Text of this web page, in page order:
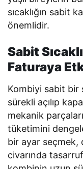
sıcaklığın sabit
önemlidir.
Sabit
Faturaya
Kombiyi sabit bir
sürekli açılıp
mekanik
tüketimini
bir ayar seçmek,
civarında